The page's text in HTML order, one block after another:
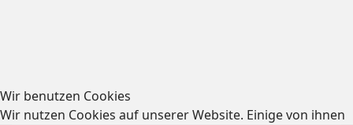
Wir benutzen Cookies
Wir nutzen Cookies auf unserer Website. Einige von ihnen